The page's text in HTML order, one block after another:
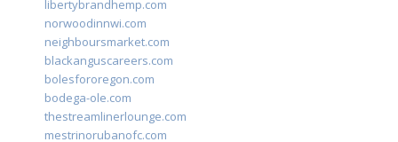
libertybrandhemp.com
norwoodinnwi.com
neighboursmarket.com
blackanguscareers.com
bolesfororegon.com
bodega-ole.com
thestreamlinerlounge.com
mestrinorubanofc.com